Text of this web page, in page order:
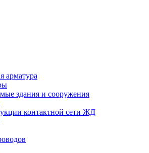
арматура
здания и сооружения
контактной сети ЖД